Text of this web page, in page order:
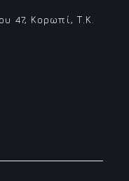
47, Κορωπί, Τ.Κ.